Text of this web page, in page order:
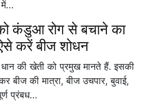
में…
कंडुआ रोग से बचाने का
करें बीज शोधन
की खेती को प्रमुख मानते हैं. इसकी
बीज की मात्रा, बीज उचपार, बुवाई,
प्रंबध…